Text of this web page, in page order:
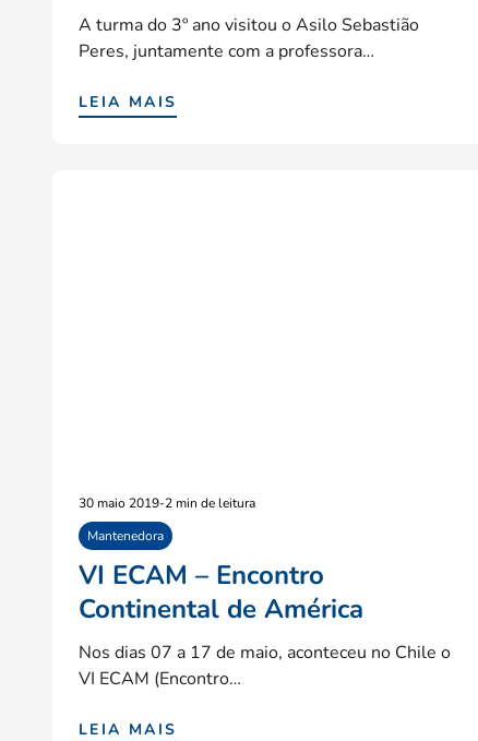
A turma do 3º ano visitou o Asilo Sebastião
Peres, juntamente com a professora…
LEIA MAIS
30 maio 2019-2 min de leitura
Mantenedora
VI ECAM – Encontro
Continental de América
Nos dias 07 a 17 de maio, aconteceu no Chile o
VI ECAM (Encontro…
LEIA MAIS